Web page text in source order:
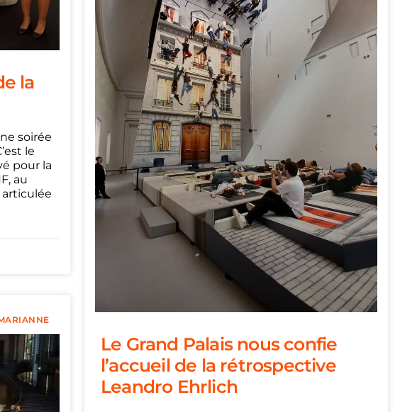
la
soirée
le
pour la
au
articulée
Le Grand Palais nous confie
l’accueil de la rétrospective
Leandro Ehrlich